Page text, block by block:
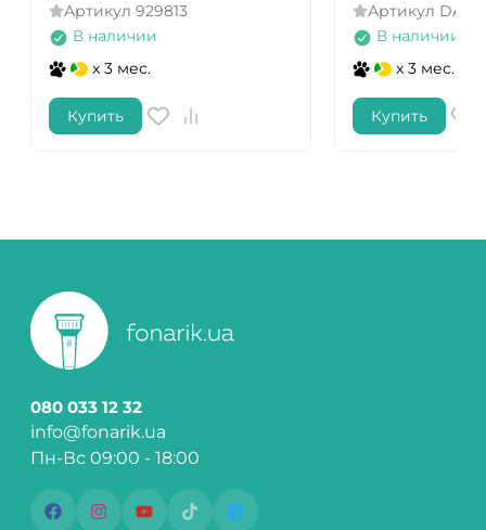
Артикул 929813
В наличии
x 3 мес.
Купить
Артикул
В наличии
x 3 мес.
Купить
080 033 12 32
info@fonarik.ua
Пн-Вс 09:00 - 18:00